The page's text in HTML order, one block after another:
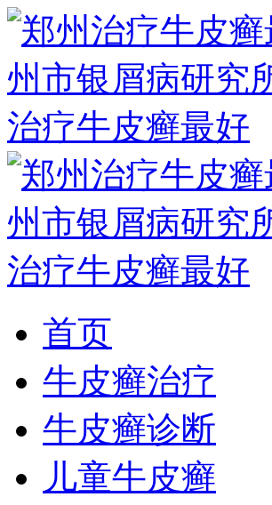
首页
牛皮癣治疗
牛皮癣诊断
儿童牛皮癣